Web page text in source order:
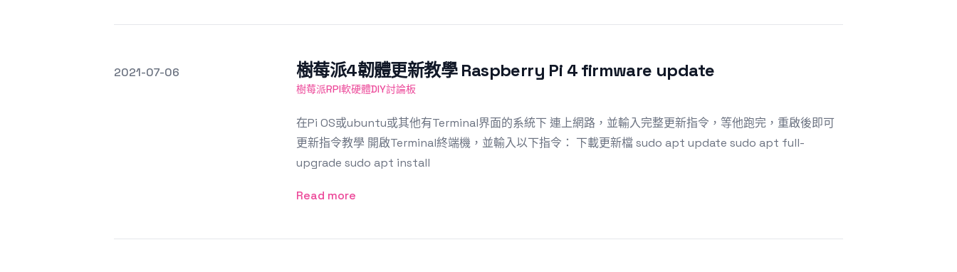
發文於
2021-07-06
樹莓派4韌體更新教學 Raspberry Pi 4 firmware update
樹莓派RPI軟硬體DIY討論板
在Pi OS或ubuntu或其他有Terminal界面的系統下 連上網路，並輸入完整更新指令，等他跑完，重啟後即可
更新指令教學 開啟Terminal終端機，並輸入以下指令： 下載更新檔 sudo apt update sudo apt full-
upgrade sudo apt install
Read more